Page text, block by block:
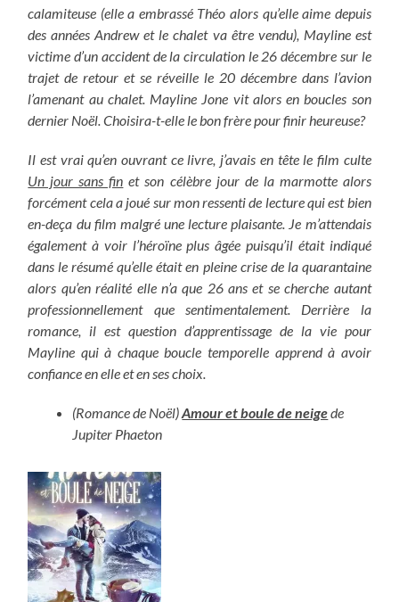
calamiteuse (elle a embrassé Théo alors qu’elle aime depuis
des années Andrew et le chalet va être vendu), Mayline est
victime d’un accident de la circulation le 26 décembre sur le
trajet de retour et se réveille le 20 décembre dans l’avion
l’amenant au chalet. Mayline Jone vit alors en boucles son
dernier Noël. Choisira-t-elle le bon frère pour finir heureuse?
Il est vrai qu’en ouvrant ce livre, j’avais en tête le film culte
Un jour sans fin et son célèbre jour de la marmotte alors
forcément cela a joué sur mon ressenti de lecture qui est bien
en-deça du film malgré une lecture plaisante. Je m’attendais
également à voir l’héroïne plus âgée puisqu’il était indiqué
dans le résumé qu’elle était en pleine crise de la quarantaine
alors qu’en réalité elle n’a que 26 ans et se cherche autant
professionnellement que sentimentalement. Derrière la
romance, il est question d’apprentissage de la vie pour
Mayline qui à chaque boucle temporelle apprend à avoir
confiance en elle et en ses choix.
(Romance de Noël)Amour et boule de neigede
Jupiter Phaeton